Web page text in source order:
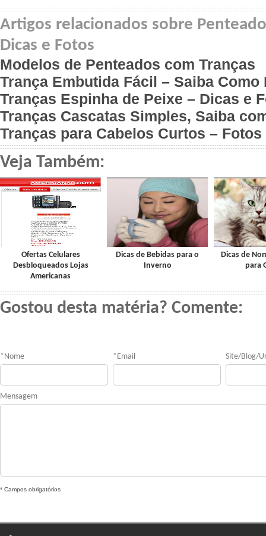
Artigos relacionados sobre
Dicas e Fotos
Modelos de Penteados com Tranças
Trança Embutida Fácil – Saiba Como
Tranças Espinha de Peixe – Dicas e
Tranças Cascatas Simples, Saiba
Tranças para Cabelos Curtos –
Veja Também:
Ofertas Celulares
Desbloqueados Lojas
Americanas
Dicas de Bebidas para o
Inverno
Dicas de
para
Gostou desta matéria? Comente:
* Nome * Email Site/Blog/
Mensagem
* Campos obrigatórios